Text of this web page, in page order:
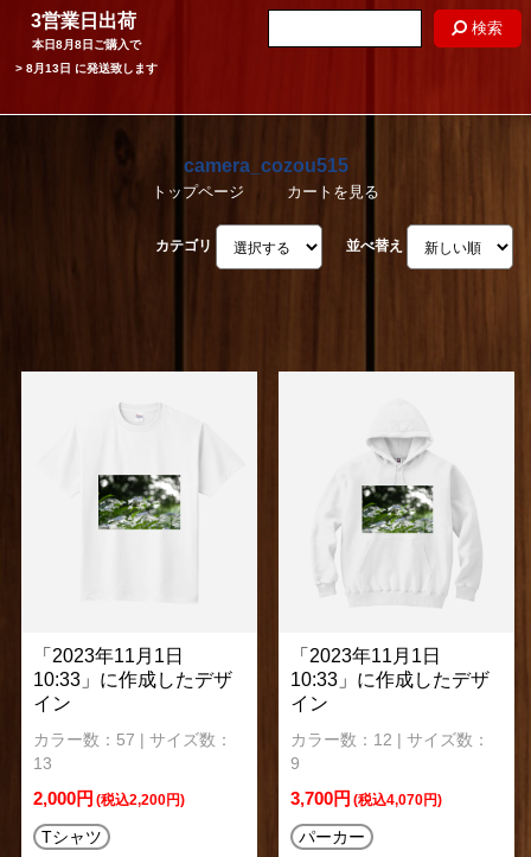
3営業日出荷
本日8月8日 ご購入で
> 8月13日 に発送致します
検索
camera_cozou515
トップページ カートを見る
カテゴリ 並べ替え
「2023年11月1日
10:33」に作成したデザ
イン
カラー数：57 | サイズ数：
13
2,000円 (税込2,200円)
Tシャツ
「2023年11月1日
10:33」に作成したデザ
イン
カラー数：12 | サイズ数：
9
3,700円 (税込4,070円)
パーカー